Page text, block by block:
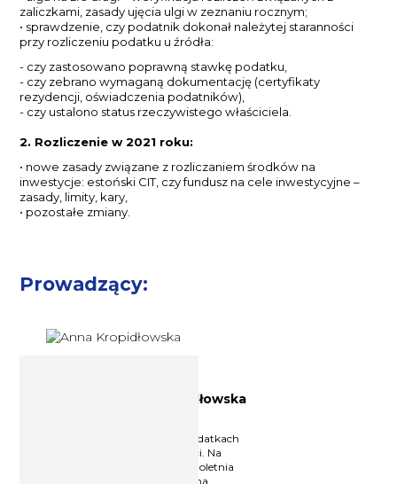
zaliczkami, zasady ujęcia ulgi w zeznaniu rocznym;
• sprawdzenie, czy podatnik dokonał należytej staranności
przy rozliczeniu podatku u źródła:
- czy zastosowano poprawną stawkę podatku,
- czy zebrano wymaganą dokumentację (certyfikaty
rezydencji, oświadczenia podatników),
- czy ustalono status rzeczywistego właściciela.
2. Rozliczenie w 2021 roku:
• nowe zasady związane z rozliczaniem środków na
inwestycje: estoński CIT, czy fundusz na cele inwestycyjne –
zasady, limity, kary,
• pozostałe zmiany.
Prowadzący:
podatkowych Anna Kropidłowska
podatkowego, specjalizuje się w podatkach
bezpośrednich oraz rachunkowości. Na
praktykę zawodową składa się wieloletnia
praca w organach podatkowych i na